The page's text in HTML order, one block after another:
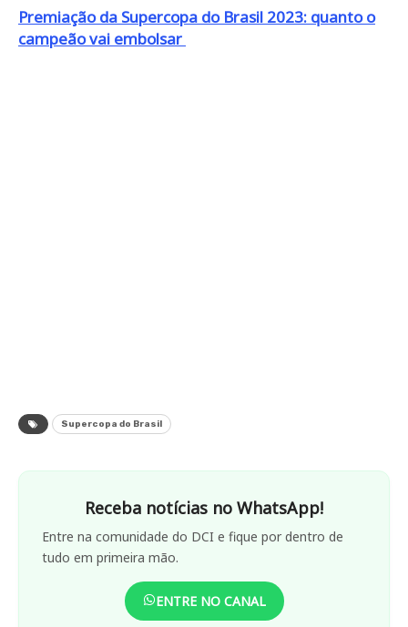
Premiação da Supercopa do Brasil 2023: quanto o
campeão vai embolsar
Supercopa do Brasil
Receba notícias no WhatsApp!
Entre na comunidade do DCI e fique por dentro de
tudo em primeira mão.
ENTRE NO CANAL